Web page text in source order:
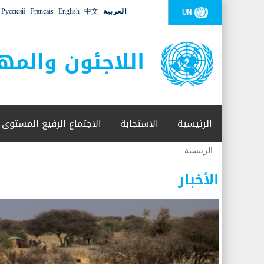
UN العربية 中文
English
Français
Русский
اللاجئون
الرئيسية الاستجابة الاجتماع الرفيع المستوى
أنت
هنا
الرئيسية
الأخبار
06 نوفمبر 2018 -
أعلنت مفوضية الأمم المتحدة السامية لشؤون اللاجئين عن ارتفاع عدد الأشخاص الذين